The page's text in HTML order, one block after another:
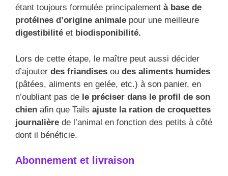
étant toujours formulée principalement à base de
protéines d’origine animale pour une meilleure
digestibilité et biodisponibilité.
Lors de cette étape, le maître peut aussi décider
d’ajouter des friandises ou des aliments humides
(pâtées, aliments en gelée, etc.) à son panier, en
n’oubliant pas de le préciser dans le profil de son
chien afin que Tails ajuste la ration de croquettes
journalière de l’animal en fonction des petits à côté
dont il bénéficie.
Abonnement et livraison